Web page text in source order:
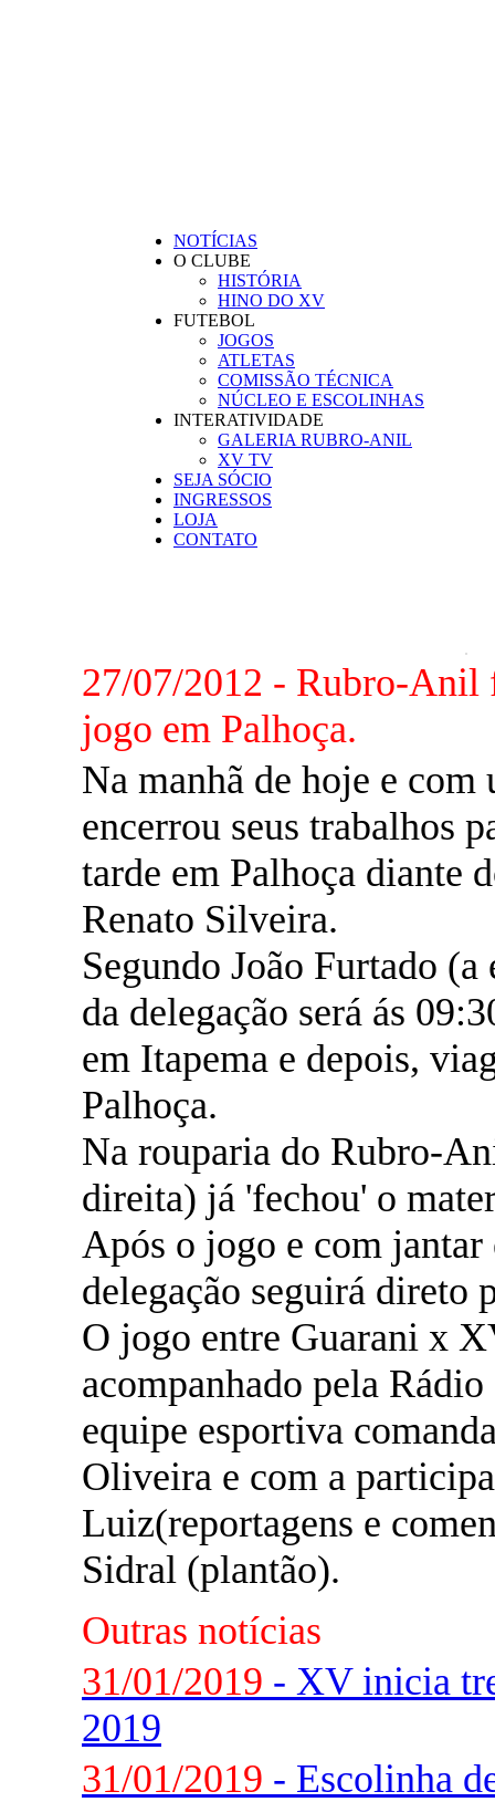
NOTÍCIAS
O CLUBE
HISTÓRIA
HINO DO XV
FUTEBOL
JOGOS
ATLETAS
COMISSÃO TÉCNICA
NÚCLEO E ESCOLINHAS
INTERATIVIDADE
GALERIA RUBRO-ANIL
XV TV
SEJA SÓCIO
INGRESSOS
LOJA
CONTATO
27/07/2012 - Rubro-Anil
jogo em Palhoça.
Na manhã de hoje e
encerrou seus trabalhos
tarde em Palhoça diante
Renato Silveira.
Segundo João Furtado
da delegação será ás
em Itapema e depois,
Palhoça.
Na rouparia do Rubro-
direita) já 'fechou' o
Após o jogo e com jantar
delegação seguirá direto
O jogo entre Guarani x
acompanhado pela
equipe esportiva
Oliveira e com a
Luiz(reportagens e
Sidral (plantão).
Outras notícias
31/01/2019 - XV inicia
2019
31/01/2019 - Escolinha